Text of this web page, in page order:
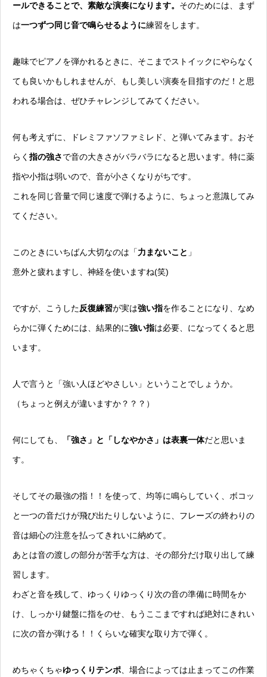
ールできることで、素敵な演奏になります。 そのためには、まず
は一つずつ同じ音で鳴らせるように練習をします。
趣味でピアノを弾かれるときに、そこまでストイックにやらなく
ても良いかもしれませんが、もし美しい演奏を目指すのだ！と思
われる場合は、ぜひチャレンジしてみてください。
何も考えずに、ドレミファソファミレド、と弾いてみます。おそ
らく 指の強さで音の大きさがバラバラになると思います。特に薬
指や小指は弱いので、音が小さくなりがちです。
これを同じ音量で同じ速度で弾けるように、ちょっと意識してみ
てください。
このときにいちばん大切なのは「力まないこと 」
意外と疲れますし、神経を使いますね(笑)
ですが、こうした反復練習が実は強い指を作ることになり、なめ
らかに弾くためには、結果的に強い指は必要、になってくると思
います。
人で言うと「強い人ほどやさしい」ということでしょうか。
（ちょっと例えが違いますか？？？）
何にしても、 「強さ」と「しなやかさ」は表裏一体だと思いま
す。
そしてその最強の指！！を使って、均等に鳴らしていく、ボコッ
と一つの音だけが飛び出たりしないように、フレーズの終わりの
音は細心の注意を払ってきれいに納めて。
あとは音の渡しの部分が苦手な方は、その部分だけ取り出して練
習します。
わざと音を残して、ゆっくりゆっくり次の音の準備に時間をか
け、しっかり鍵盤に指をのせ、もうここまですれば絶対にきれい
に次の音か弾ける！！くらいな確実な取り方で弾く。
めちゃくちゃゆっくりテンポ 、場合によっては止まってこの作業